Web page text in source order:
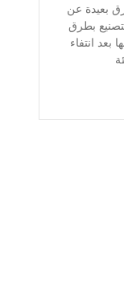
بعيدة عن
بطرق
بعد انتفاء